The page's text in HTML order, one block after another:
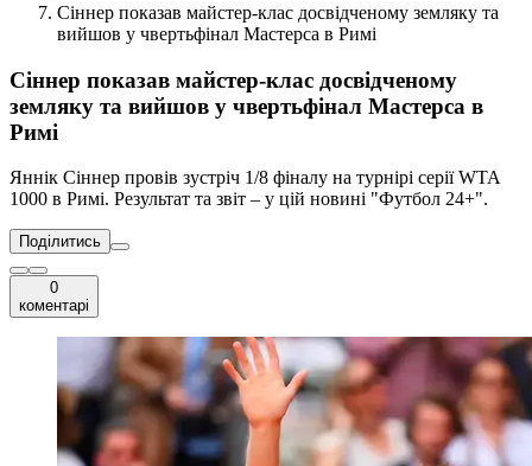
Сіннер показав майстер-клас досвідченому земляку та
вийшов у чвертьфінал Мастерса в Римі
Сіннер показав майстер-клас досвідченому
земляку та вийшов у чвертьфінал Мастерса в
Римі
Яннік Сіннер провів зустріч 1/8 фіналу на турнірі серії WTA
1000 в Римі. Результат та звіт – у цій новині "Футбол 24+".
Поділитись
0
коментарі